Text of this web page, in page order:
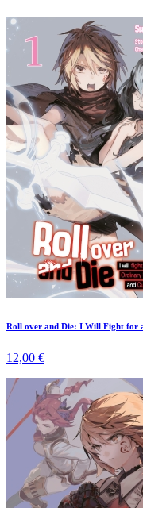
Roll over and Die: I Will Fight for
12,00 €